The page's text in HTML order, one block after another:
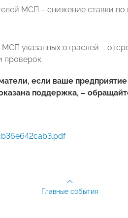
МСП – снижение ставки
указанных отраслей –
проверок.
если ваше
поддержка, –
Главные события